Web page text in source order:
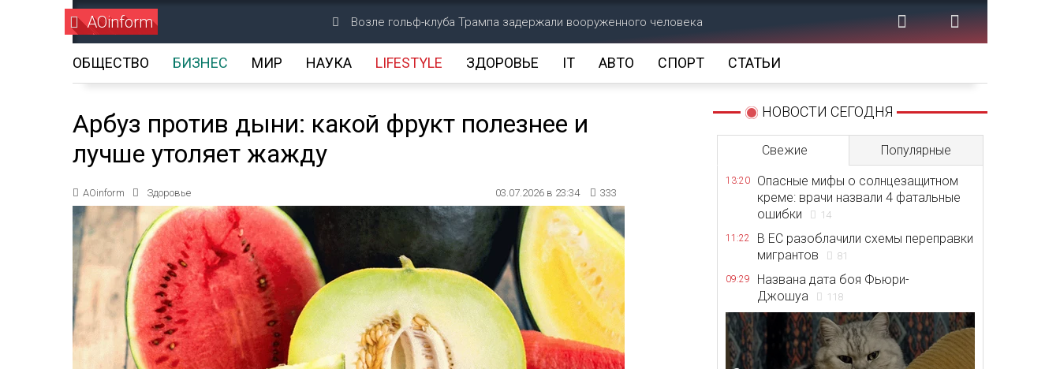
AOinform Возле гольф-клуба Трампа задержали вооруженного человека
ОБЩЕСТВО БИЗНЕС МИР НАУКА LIFESTYLE ЗДОРОВЬЕ IT АВТО СПОРТ СТАТЬИ
Арбуз против дыни: какой фрукт полезнее и
лучше утоляет жажду
AOinform Здоровье 03.07.2026 в 23:34 333
НОВОСТИ СЕГОДНЯ
Свежие Популярные
13:20
Опасные мифы о солнцезащитном
креме: врачи назвали 4 фатальные
ошибки
14
11:22
В ЕС разоблачили схемы переправки
мигрантов
81
09:29
Названа дата боя Фьюри-
Джошуа
118